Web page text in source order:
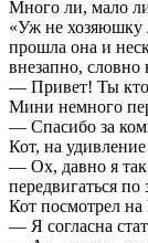
Много ли, мало
«Уж не хозяюшку
прошла она и
внезапно, словно
— Привет! Ты
Мини немного
— Спасибо за
Кот, на
— Ох, давно я так
передвигаться
Кот посмотрел
— Я согласна